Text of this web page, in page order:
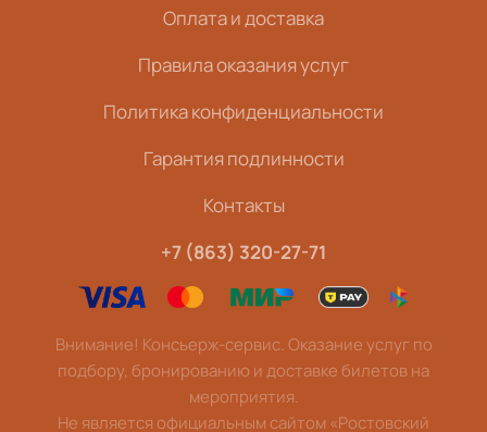
Оплата и доставка
Правила оказания услуг
Политика конфиденциальности
Гарантия подлинности
Контакты
+7 (863) 320-27-71
Внимание! Консьерж-сервис. Оказание услуг по
подбору, бронированию и доставке билетов на
мероприятия.
Не является официальным сайтом «Ростовский